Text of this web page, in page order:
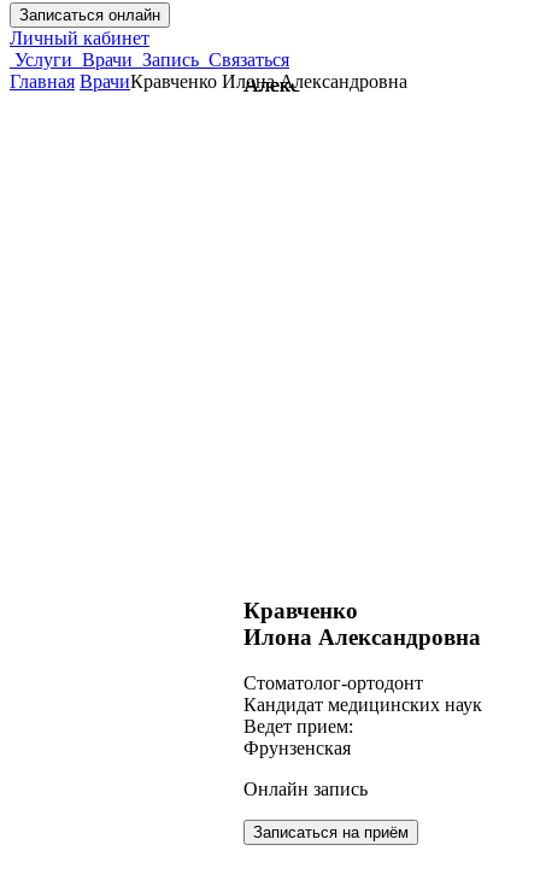
Записаться онлайн
Личный кабинет
Услуги Врачи Запись Связаться
Главная ВрачиКравченко Илона Александровна
Кравченко
Илона Александровна
Cтоматолог-ортодонт
Кандидат медицинских наук
Ведет прием:
Фрунзенская
Онлайн запись
Записаться на приём